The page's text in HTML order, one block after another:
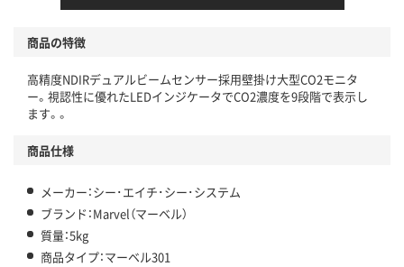
商品の特徴
高精度NDIRデュアルビームセンサー採用壁掛け大型CO2モニタ
ー。視認性に優れたLEDインジケータでCO2濃度を9段階で表示し
ます。。
商品仕様
メーカー：シー･エイチ･シー･システム
ブランド：Marvel（マーベル）
質量：5kg
商品タイプ：マーベル301